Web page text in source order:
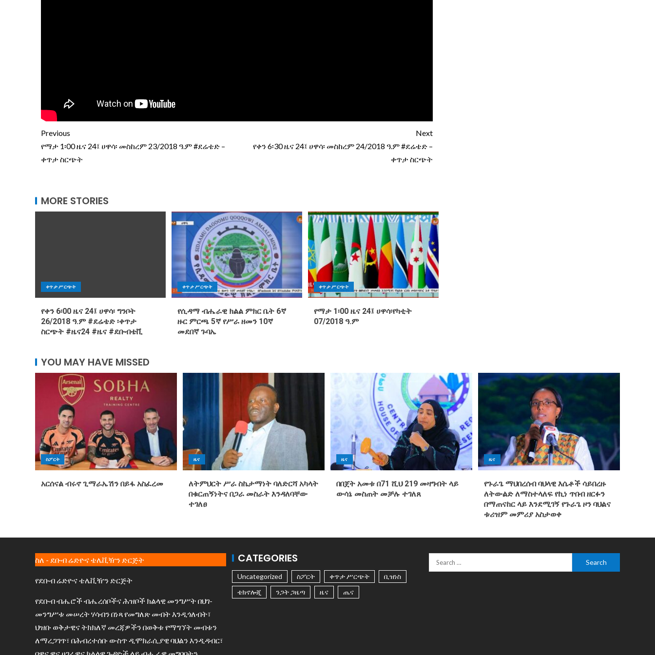
Previous
የማታ 1፡00 ዜና 24፤ ሀዋሳ፡ መስከረም 23/2018 ዓ.ም #ደሬቴድ –
ቀጥታ ስርጭት
Next
የቀን 6፡30 ዜና 24፤ ሀዋሳ፡ መስከረም 24/2018 ዓ.ም #ደሬቴድ –
ቀጥታ ስርጭት
MORE STORIES
ቀጥታ ሥርጭት
የቀን 6፡00 ዜና 24፤ ሀዋሳ፡ ግንቦት
26/2018 ዓ.ም #ደሬቴድ ፡ቀጥታ
ስርጭት #ዜና24 #ዜና #ደቡብቴቪ
ቀጥታ ሥርጭት
የሲዳማ ብሔራዊ ክልል ምክር ቤት 6ኛ
ዙር ምርጫ 5ኛ የሥራ ዘመን 10ኛ
መደበኛ ጉባኤ
ቀጥታ ሥርጭት
የማታ 1፡00 ዜና 24፤ ሀዋሳ፡የካቲት
07/2018 ዓ.ም
YOU MAY HAVE MISSED
ስፖርት
አርሰናል ብሩኖ ጊማራኤሽን በይፋ አስፈረመ
ዜና
ለትምህርት ሥራ ስኬታማነት ባለድርሻ አካላት
በቁርጠኝነትና በጋራ መስራት እንዳለባቸው
ተገለፀ
ዜና
በበጀት አመቱ በ71 ሺህ 219 መዛግብት ላይ
ውሳኔ መስጠት መቻሉ ተገለጸ
ዜና
የጉራጌ ማህበረሰብ ባህላዊ እሴቶች ሳይበረዙ
ለትውልድ ለማስተላለፍ የኪነ ጥበብ ዘርፉን
በማጠናከር ላይ እንደሚገኝ የጉራጌ ዞን ባህልና
ቱሪዝም መምሪያ አስታወቀ
ስለ - ደቡብ ሬድዮና ቴሌቪዥን ድርጅት
የደቡብ ሬድዮና ቴሌቪዥን ድርጅት
የደቡብ ብሔሮች ብሔረሰቦችና ሕዝቦች ክልላዊ መንግሥት በህገ-
መንግሥቱ መሠረት ሃሳብን በነጻ የመግለጽ መብት እንዲጎለብት፣
ህዝቡ ወቅታዊና ትክክለኛ መረጃዎችን በወቅቱ የማግኘት መብቱን
ለማረጋገጥ፣ በሕብረተሰቡ ውስጥ ዲሞክራሲያዊ ባህልን እንዲዳብር፣
CATEGORIES
Uncategorized ስፖርት ቀጥታ ሥርጭት
ቢዝነስ
ቴክኖሎጂ
ንጋት ጋዜጣ ዜና ጤና